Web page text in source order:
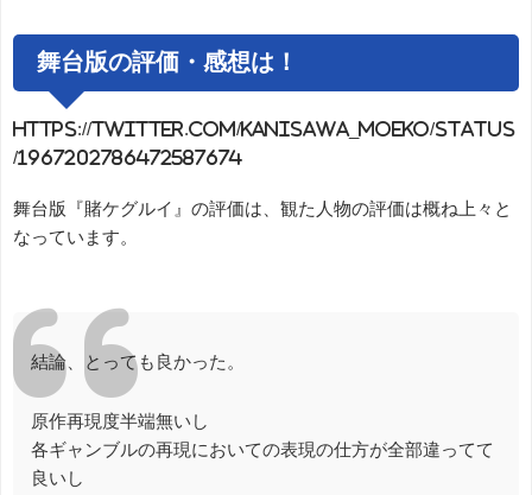
舞台版の評価・感想は！
https://twitter.com/kanisawa_moeko/status
/1967202786472587674
舞台版『賭ケグルイ』の評価は、観た人物の評価は概ね上々と
なっています。
結論、とっても良かった。
原作再現度半端無いし
各ギャンブルの再現においての表現の仕方が全部違ってて
良いし